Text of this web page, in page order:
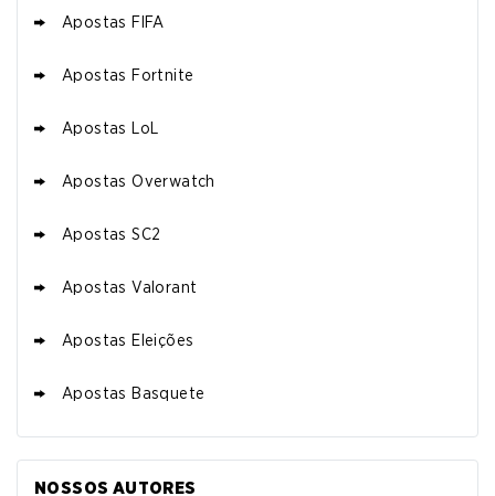
Apostas FIFA
Apostas Fortnite
Apostas LoL
Apostas Overwatch
Apostas SC2
Apostas Valorant
Apostas Eleições
Apostas Basquete
NOSSOS AUTORES